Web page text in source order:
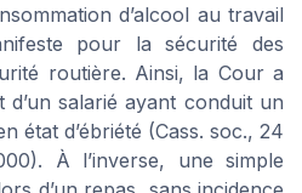
d’alcool au travail
pour la sécurité des
routière. Ainsi, la Cour a
salarié ayant conduit un
état d’ébriété (Cass. soc., 24
À l’inverse, une simple